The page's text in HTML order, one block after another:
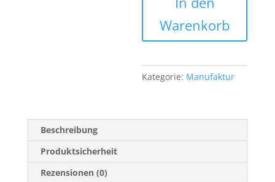
Pilker
Warenkorb
Kategorie: Manufaktur
Beschreibung
Produktsicherheit
Rezensionen (0)